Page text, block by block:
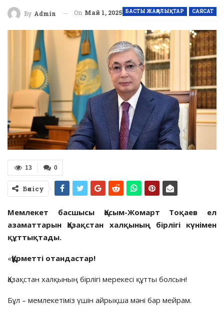
БАСТЫ ЖАҢАЛЫҚТАР САЯСАТ
By Admin On Май 1, 2025
0
13
Бөлісу
Мемлекет басшысы Қасым-Жомарт Тоқаев ел
азаматтарын Қазақстан халқының бірлігі күнімен
құттықтады.
«Құрметті отандастар!
Қазақстан халқының бірлігі мерекесі құтты болсын!
Бұл – мемлекетіміз үшін айрықша мәні бар мейрам.